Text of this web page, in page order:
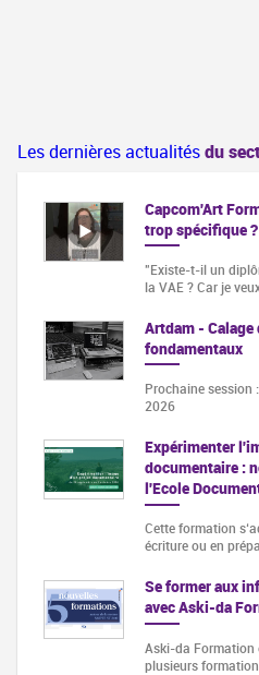
Les dernières actualitésdu
Capcom'Art
trop spécifique ?
"Existe-t-il un
la VAE ? Car je
Artdam - Calage
fondamentaux
Prochaine session
2026
Expérimenter
documentaire :
l'Ecole
Cette formation
écriture ou en
Se former aux
avec Aski-da
Aski-da Formation
plusieurs